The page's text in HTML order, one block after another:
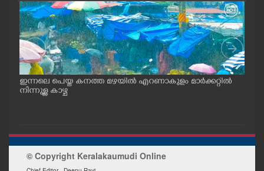
PHOTOS
LIFESTYLE
SPIRITUAL
ART
ഇന്നലെ പെയ്ത കനത്ത മഴയിൽ എറണാകുളം മാർക്കറ്റിൽ
നിന്നുള്ള കാഴ്ച
© Copyright Keralakaumudi Online